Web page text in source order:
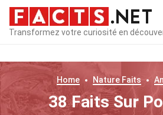
Transformez votre curiosité en
Home Nature Faits
38 Faits Sur